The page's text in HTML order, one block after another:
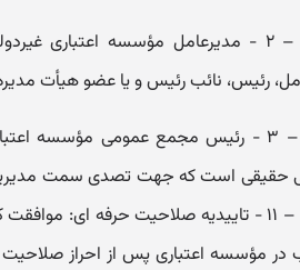
۱ – ۹ – ۲ - مدیرعامل مؤسسه اعتباری
رئیس، نائب رئیس و یا عضو هیأت
است که جهت تصدی سمت مدیریتی
شود. ۱ – ۱۱ - تاییدیه صلاحیت حرفه ای: